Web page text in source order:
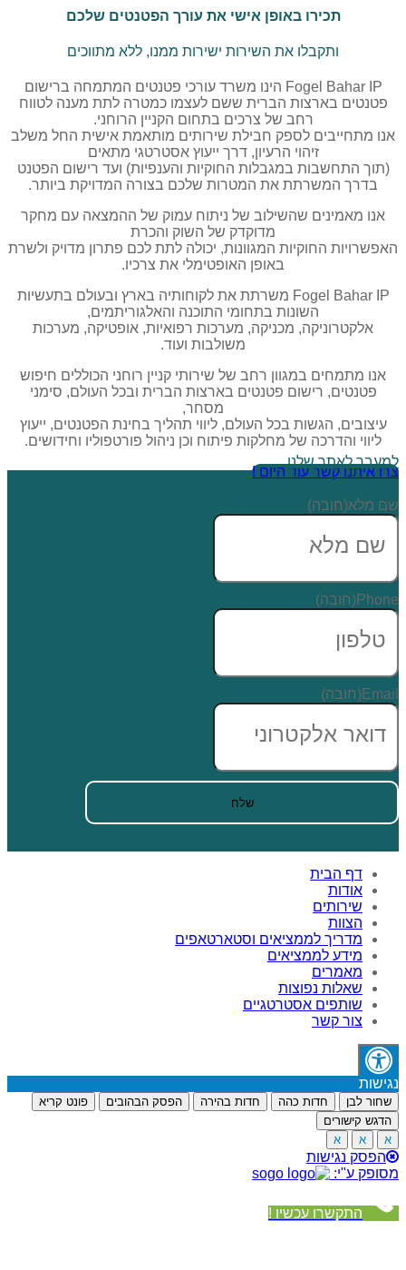
תכירו באופן אישי את עורך הפטנטים שלכם
ותקבלו את השירות ישירות ממנו, ללא מתווכים
Fogel Bahar IP הינו משרד עורכי פטנטים המתמחה ברישום
פטנטים בארצות הברית ששם לעצמו כמטרה לתת מענה לטווח
רחב של צרכים בתחום הקניין הרוחני.
אנו מתחייבים לספק חבילת שירותים מותאמת אישית החל משלב
זיהוי הרעיון, דרך ייעוץ אסטרטגי מתאים
(תוך התחשבות במגבלות החוקיות והענפיות) ועד רישום הפטנט
בדרך המשרתת את המטרות שלכם בצורה המדויקת ביותר.
אנו מאמינים שהשילוב של ניתוח עמוק של ההמצאה עם מחקר
מדוקדק של השוק והכרת
האפשרויות החוקיות המגוונות, יכולה לתת לכם פתרון מדויק ולשרת
באופן האופטימלי את צרכיו.
Fogel Bahar IP משרתת את לקוחותיה בארץ ובעולם בתעשיות
השונות בתחומי התוכנה והאלגוריתמים,
אלקטרוניקה, מכניקה, מערכות רפואיות, אופטיקה, מערכות
משולבות ועוד.
אנו מתמחים במגוון רחב של שירותי קניין רוחני הכוללים חיפוש
פטנטים, רישום פטנטים בארצות הברית ובכל העולם, סימני
מסחר,
עיצובים, הגשות בכל העולם, ליווי תהליך בחינת הפטנטים, ייעוץ
ליווי והדרכה של מחלקות פיתוח וכן ניהול פורטפוליו וחידושים.
צרו איתנו קשר עוד היום !
למעבר לאתר שלנו
שם מלא(חובה)
Phone(חובה)
Email(חובה)
דף הבית
אודות
שירותים
הצוות
מדריך לממציאים וסטארטאפים
מידע לממציאים
מאמרים
שאלות נפוצות
שותפים אסטרטגיים
צור קשר
נגישות
שחור לבן חדות כהה חדות בהירה הפסק הבהובים
פונט קריא
הדגש קישורים
א
א א
הפסק נגישות
מסופק ע"י:
התקשרו עכשיו !